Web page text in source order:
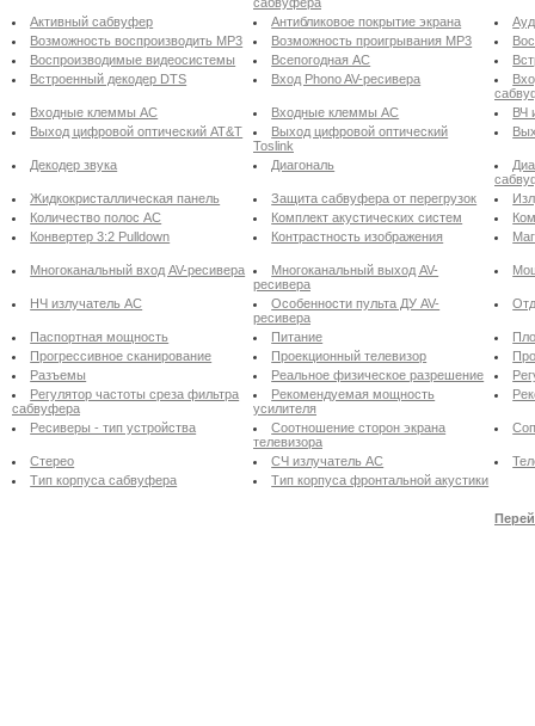
Активный сабвуфер Антибликовое покрытие экрана
Возможность воспроизводить MP3
Возможность проигрывания MP3
Воспроизводимые видеосистемы
Всепогодная АС
Встроенный декодер DTS
Вход Phono AV-ресивера
Входные клеммы АС
Входные клеммы АС
ВЧ
Выход цифровой оптический AT&T
Выход цифровой оптический
Toslink
Декодер звука Диагональ
Жидкокристаллическая панель
Защита сабвуфера от перегрузок
Количество полос АС
Комплект акустических систем
Конвертер 3:2 Pulldown
Контрастность изображения
Многоканальный вход AV-ресивера
Многоканальный выход AV-
ресивера
НЧ излучатель АС
Особенности пульта ДУ AV-
ресивера
Паспортная мощность Питание
Прогрессивное сканирование
Проекционный телевизор
Разъемы
Реальное физическое разрешение
Регулятор частоты среза фильтра
сабвуфера
Рекомендуемая мощность
усилителя
Ресиверы - тип устройства
Соотношение сторон экрана
телевизора
Стерео СЧ излучатель АС
Тип корпуса сабвуфера
Тип корпуса фронтальной акустики